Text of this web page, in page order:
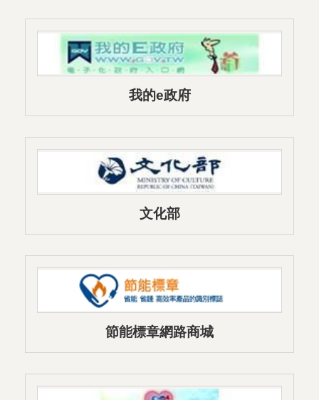
我的e政府
文化部
節能標章網路商城